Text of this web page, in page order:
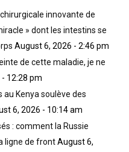
innovante de
» dont les intestins se
August 6, 2026 - 2:46 pm
de cette maladie, je ne
12:28 pm
Kenya soulève des
6, 2026 - 10:14 am
: comment la Russie
ligne de frontAugust 6,